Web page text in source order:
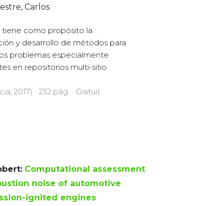
Carlos
tiene como propósito la
y desarrollo de métodos para
problemas especialmente
en repositorios multi-sitio
2017) · 232 pàg. · Gratuït
Computational assessment
noise of automotive
ignited engines